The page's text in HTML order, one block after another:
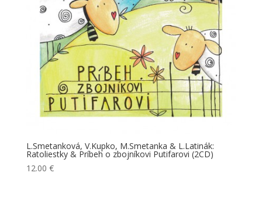
L.Smetanková, V.Kupko, M.Smetanka & L.Latinák:
Ratoliestky & Príbeh o zbojníkovi Putifarovi (2CD)
12.00 €